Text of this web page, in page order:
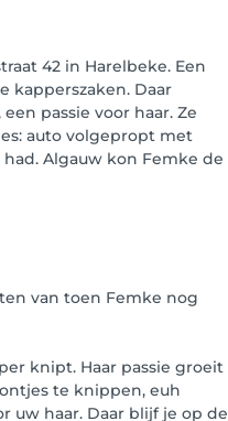
42 in Harelbeke. Een
kapperszaken. Daar
passie voor haar. Ze
auto volgepropt met
Algauw kon Femke de
van toen Femke nog
knipt. Haar passie groeit
te knippen, euh
uw haar. Daar blijf je op de